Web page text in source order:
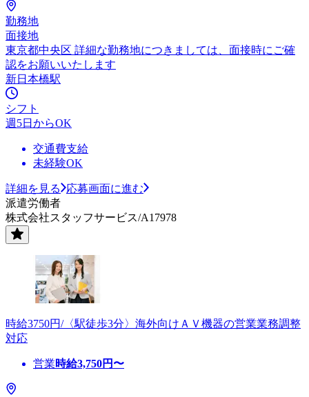
勤務地
面接地
東京都中央区 詳細な勤務地につきましては、面接時にご確
認をお願いいたします
新日本橋駅
シフト
週5日からOK
交通費支給
未経験OK
詳細を見る
応募画面に進む
派遣労働者
株式会社スタッフサービス/A17978
時給3750円/〈駅徒歩3分〉海外向けＡＶ機器の営業業務調整
対応
営業時給3,750円〜